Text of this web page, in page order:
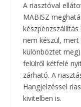
A riasztóval
MABISZ
nem készül,
különböztet
felülről kétfelé
zárható. A
Hangjelzéssel
kivitelben is.